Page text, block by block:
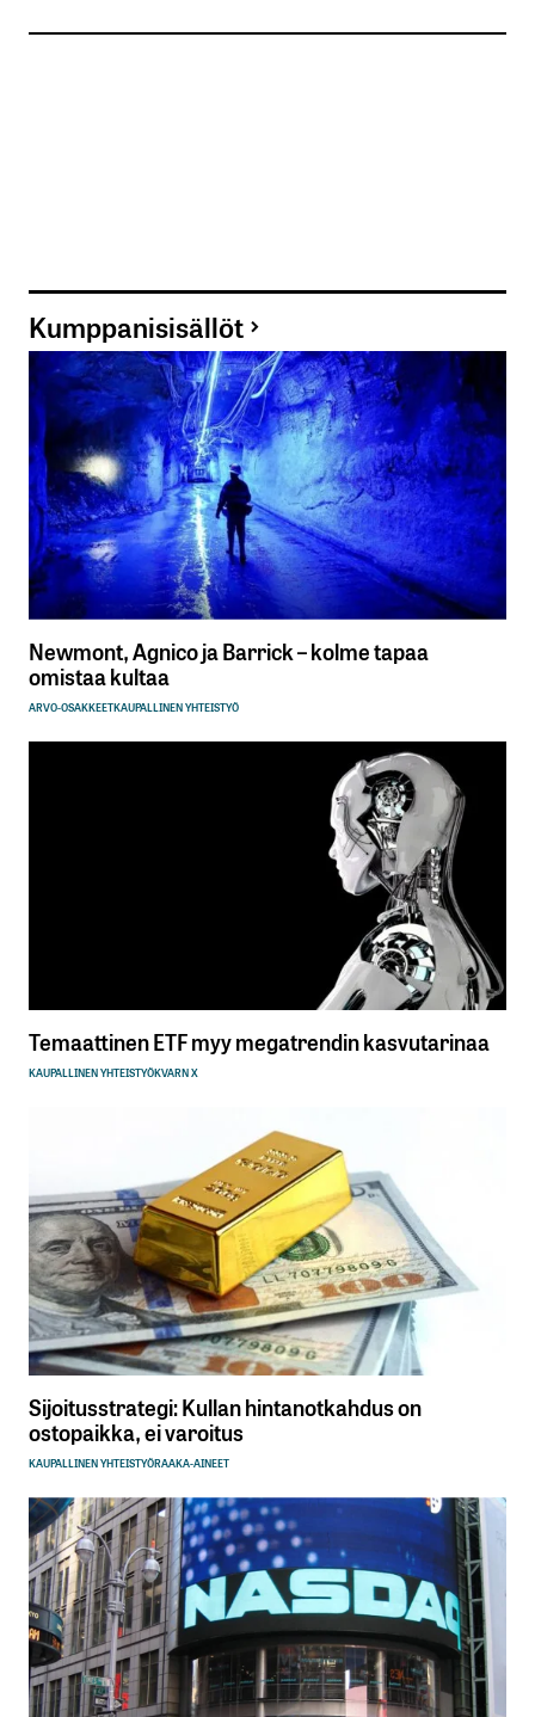
Kumppanisisällöt
Newmont, Agnico ja Barrick – kolme tapaa
omistaa kultaa
ARVO-OSAKKEETKAUPALLINEN YHTEISTYÖ
Temaattinen ETF myy megatrendin kasvutarinaa
KAUPALLINEN YHTEISTYÖKVARN X
Sijoitusstrategi: Kullan hintanotkahdus on
ostopaikka, ei varoitus
KAUPALLINEN YHTEISTYÖRAAKA-AINEET